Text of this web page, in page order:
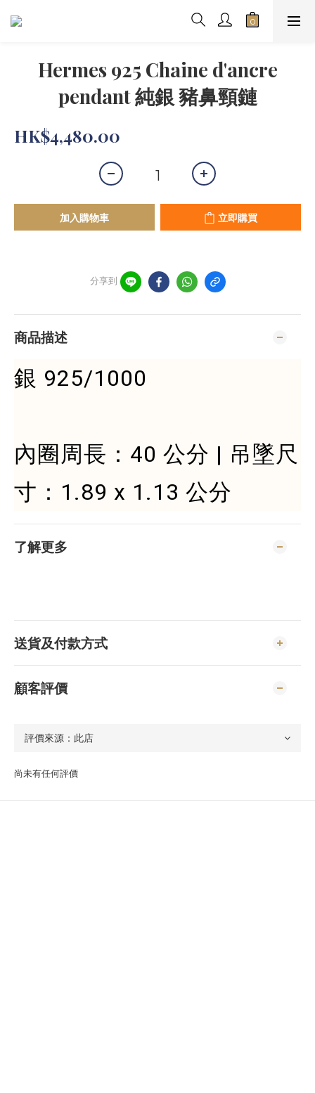
Hermes 925 Chaine d'ancre
pendant 純銀 豬鼻頸鏈
HK$4,480.00
加入購物車 立即購買
分享到
商品描述
銀 925/1000
內圈周長：40 公分 | 吊墜尺
寸：1.89 x 1.13 公分
了解更多
送貨及付款方式
顧客評價
尚未有任何評價